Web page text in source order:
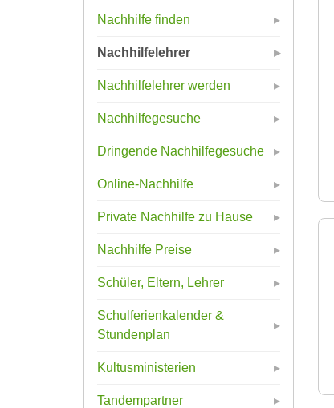
Nachhilfe finden
Nachhilfelehrer
Nachhilfelehrer werden
Nachhilfegesuche
Dringende Nachhilfegesuche
Online-Nachhilfe
Private Nachhilfe zu Hause
Nachhilfe Preise
Schüler, Eltern, Lehrer
Schulferienkalender &
Stundenplan
Kultusministerien
Tandempartner